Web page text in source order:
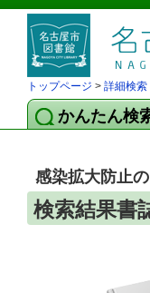
トップページ > 詳細検索
かんたん検
感染拡大防止
検索結果書